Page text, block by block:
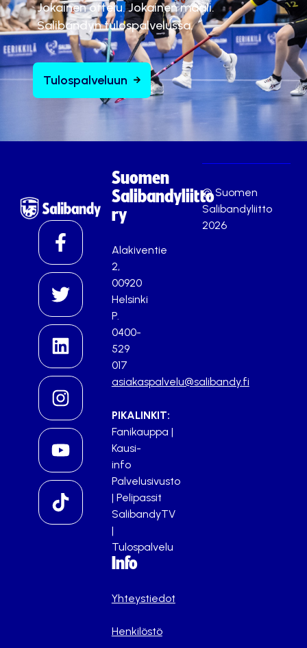
Jokainen ottelu. Jokainen maali.
Salibandyn tulospalvelussa.
Tulospalveluun
Suomen
Salibandyliitto
ry
Alakiventie
2,
00920
Helsinki
P.
0400-
529
017
asiakaspalvelu@salibandy.fi
PIKALINKIT:
Fanikauppa |
Kausi-
info
Palvelusivusto
| Pelipassit
SalibandyTV
|
Tulospalvelu
Info
Yhteystiedot
Henkilöstö
© Suomen
Salibandyliitto
2026